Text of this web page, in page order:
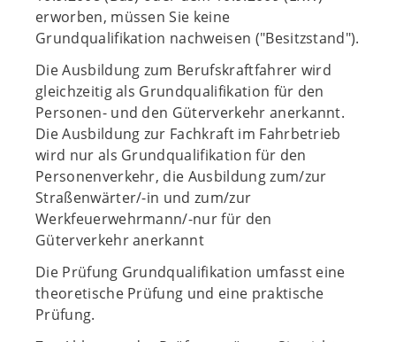
erworben, müssen Sie keine
Grundqualifikation nachweisen ("Besitzstand").
Die Ausbildung zum Berufskraftfahrer wird
gleichzeitig als Grundqualifikation für den
Personen- und den Güterverkehr anerkannt.
Die Ausbildung zur Fachkraft im Fahrbetrieb
wird nur als Grundqualifikation für den
Personenverkehr, die Ausbildung zum/zur
Straßenwärter/-in und zum/zur
Werkfeuerwehrmann/-nur für den
Güterverkehr anerkannt
Die Prüfung Grundqualifikation umfasst eine
theoretische Prüfung und eine praktische
Prüfung.